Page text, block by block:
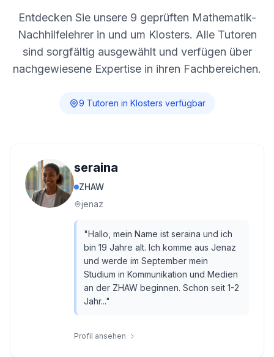
Entdecken Sie unsere 9 geprüften Mathematik-
Nachhilfelehrer in und um Klosters. Alle Tutoren
sind sorgfältig ausgewählt und verfügen über
nachgewiesene Expertise in ihren Fachbereichen.
9 Tutoren in Klosters verfügbar
seraina
ZHAW
jenaz
"Hallo, mein Name ist seraina und ich
bin 19 Jahre alt. Ich komme aus Jenaz
und werde im September mein
Studium in Kommunikation und Medien
an der ZHAW beginnen. Schon seit 1-2
Jahr..."
Profil ansehen